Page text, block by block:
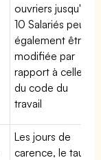
ouvriers jusqu'à
10 Salariés peut
également être
modifiée par
rapport à celle
du code du
travail
Les jours de
carence, le taux